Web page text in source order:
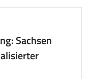
Sachsen